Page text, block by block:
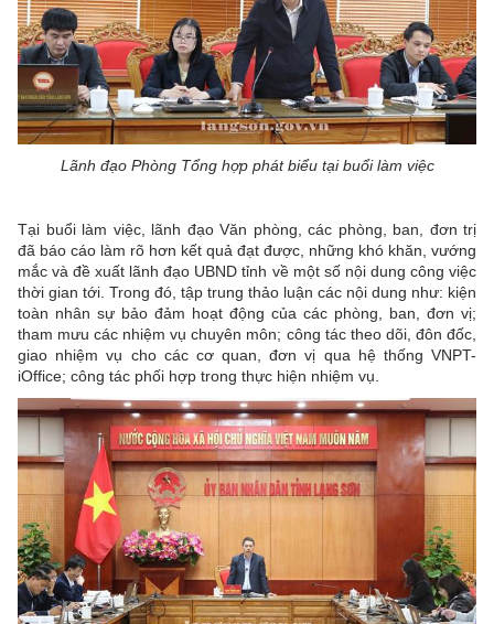
Lãnh đạo Phòng Tổng hợp phát biểu tại buổi làm việc
Tại buổi làm việc, lãnh đạo Văn phòng, các phòng, ban, đơn trị
đã báo cáo làm rõ hơn kết quả đạt được, những khó khăn, vướng
mắc và đề xuất lãnh đạo UBND tỉnh về một số nội dung công việc
thời gian tới. Trong đó, tập trung thảo luận các nội dung như: kiện
toàn nhân sự bảo đảm hoạt động của các phòng, ban, đơn vị;
tham mưu các nhiệm vụ chuyên môn; công tác theo dõi, đôn đốc,
giao nhiệm vụ cho các cơ quan, đơn vị qua hệ thống VNPT-
iOffice; công tác phối hợp trong thực hiện nhiệm vụ.